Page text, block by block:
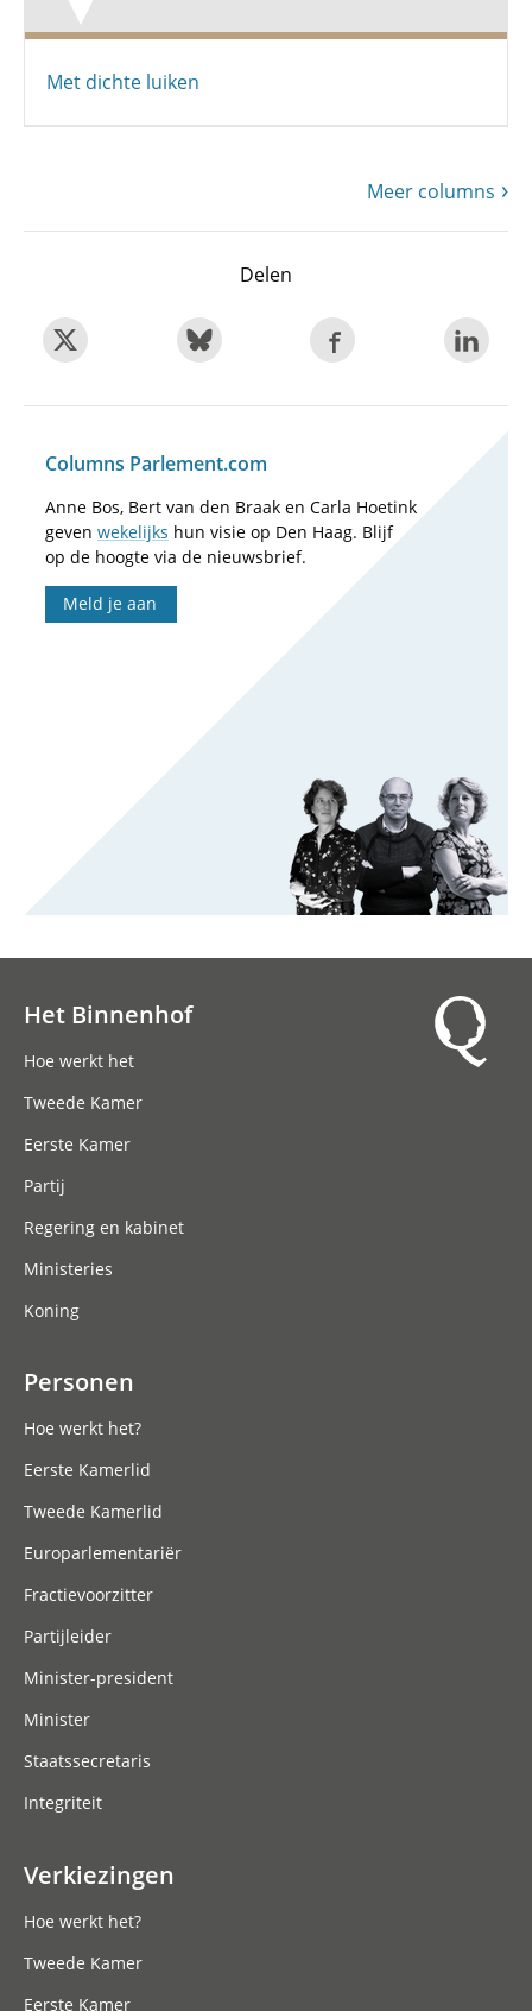
Met dichte luiken
Meer columns
Delen
Columns Parlement.com
Anne Bos, Bert van den Braak en Carla Hoetink
geven wekelijks hun visie op Den Haag. Blijf
op de hoogte via de nieuwsbrief.
Meld je aan
Het Binnenhof
Hoe werkt het
Tweede Kamer
Eerste Kamer
Partij
Regering en kabinet
Ministeries
Koning
Personen
Hoe werkt het?
Eerste Kamerlid
Tweede Kamerlid
Europarlementariër
Fractievoorzitter
Partijleider
Minister-president
Minister
Staatssecretaris
Integriteit
Verkiezingen
Hoe werkt het?
Tweede Kamer
Eerste Kamer